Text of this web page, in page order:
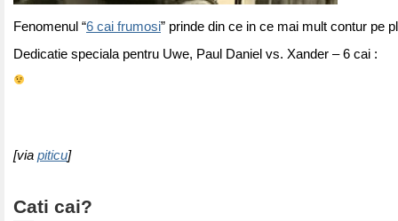
Fenomenul “6 cai frumosi” prinde din ce in ce mai mult contur pe
Dedicatie speciala pentru Uwe, Paul Daniel vs. Xander – 6 cai :
[via piticu]
Cati cai?